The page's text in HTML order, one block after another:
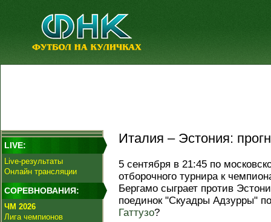
LIVE:
Live-результаты
Онлайн трансляции
СОРЕВНОВАНИЯ:
ЧМ 2026
Лига чемпионов
Италия – Эстония:
5 сентября в 21:45 по
отборочного турнира к
Бергамо сыграет против
поединок "Скуадры Адзурры"
Гаттузо?